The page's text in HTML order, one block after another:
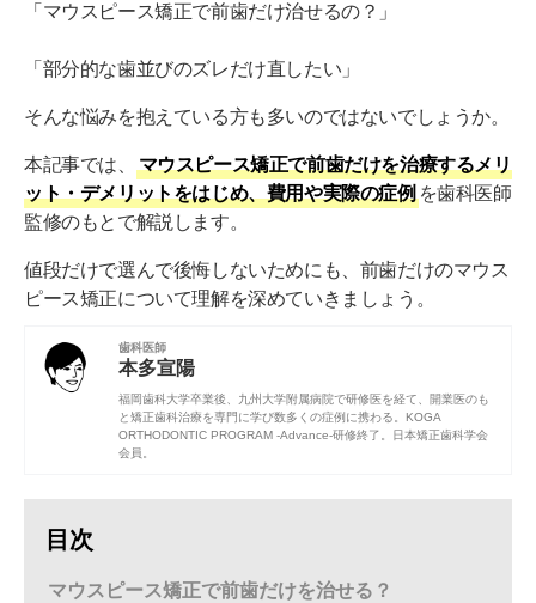
「マウスピース矯正で前歯だけ治せるの？」
「部分的な歯並びのズレだけ直したい」
そんな悩みを抱えている方も多いのではないでしょうか。
本記事では、
マウスピース矯正で前歯だけを治療するメリ
ット・デメリットをはじめ、費用や実際の症例 を歯科医師
監修のもとで解説します。
値段だけで選んで後悔しないためにも、前歯だけのマウス
ピース矯正について理解を深めていきましょう。
歯科医師
本多宣陽
福岡歯科大学卒業後、 九州大学附属病院で研修医を経て、開業医のも
と矯正歯科治療を専門に学び数多くの症例に携わる。KOGA
ORTHODONTIC PROGRAM -Advance-研修終了。
日本矯正歯科学会
会員。
目次
マウスピース矯正で前歯だけを治せる？